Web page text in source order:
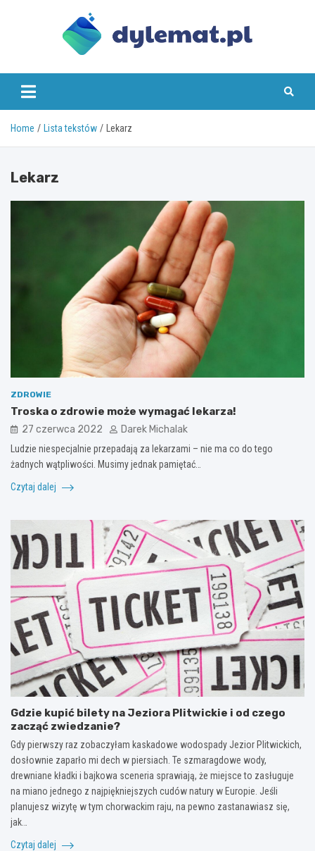
dylemat.pl
Home Lista tekstów Lekarz
Lekarz
ZDROWIE
Troska o zdrowie może wymagać lekarza!
27 czerwca 2022 Darek Michalak
Ludzie niespecjalnie przepadają za lekarzami – nie ma co do tego
żadnych wątpliwości. Musimy jednak pamiętać…
Czytaj dalej
Gdzie kupić bilety na Jeziora Plitwickie i od czego
zacząć zwiedzanie?
Gdy pierwszy raz zobaczyłam kaskadowe wodospady Jezior Plitwickich,
dosłownie zaparło mi dech w piersiach. Te szmaragdowe wody,
drewniane kładki i bajkowa sceneria sprawiają, że miejsce to zasługuje
na miano jednego z najpiękniejszych cudów natury w Europie. Jeśli
planujesz wizytę w tym chorwackim raju, na pewno zastanawiasz się,
jak…
Czytaj dalej